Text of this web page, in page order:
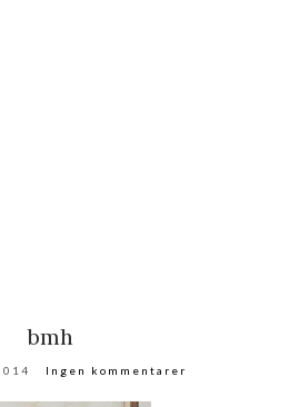
bmh
Ingen kommentarer